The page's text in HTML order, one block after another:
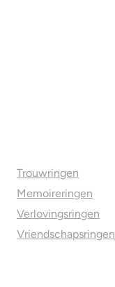
Trouwringen
Memoireringen
Verlovingsringen
Vriendschapsringen